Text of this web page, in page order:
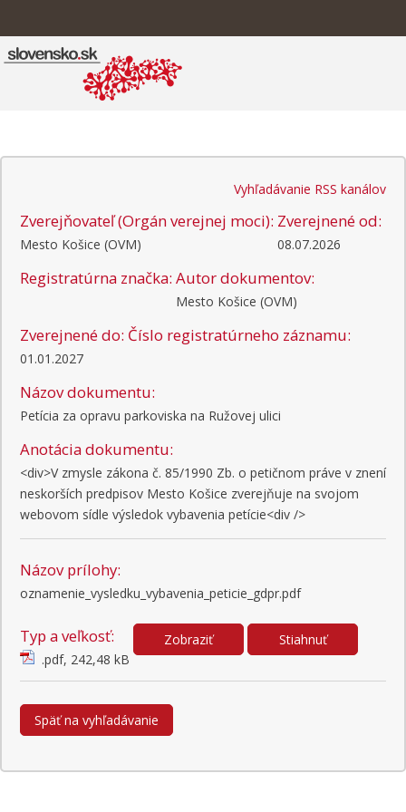
Vyhľadávanie RSS kanálov
Zverejňovateľ (Orgán verejnej moci):
Mesto Košice (OVM)
Zverejnené od:
08.07.2026
Registratúrna značka: Autor dokumentov:
Mesto Košice (OVM)
Zverejnené do:
01.01.2027
Číslo registratúrneho záznamu:
Názov dokumentu:
Petícia za opravu parkoviska na Ružovej ulici
Anotácia dokumentu:
<div>V zmysle zákona č. 85/1990 Zb. o petičnom práve v znení
neskorších predpisov Mesto Košice zverejňuje na svojom
webovom sídle výsledok vybavenia petície<div />
Názov prílohy:
oznamenie_vysledku_vybavenia_peticie_gdpr.pdf
Typ a veľkosť:
.pdf, 242,48 kB
Zobraziť Stiahnuť
Späť na vyhľadávanie